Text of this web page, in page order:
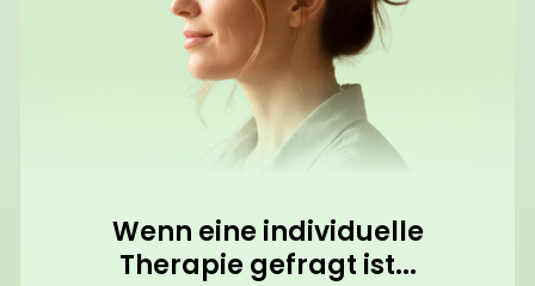
Wenn eine individuelle
Therapie gefragt ist...